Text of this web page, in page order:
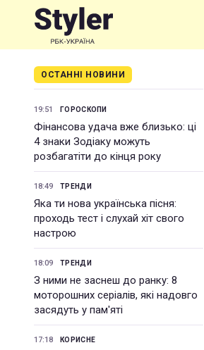
ОСТАННІ НОВИНИ
19:51 ГОРОСКОПИ
Фінансова удача вже близько: ці
4 знаки Зодіаку можуть
розбагатіти до кінця року
18:49 ТРЕНДИ
Яка ти нова українська пісня:
проходь тест і слухай хіт свого
настрою
18:09 ТРЕНДИ
З ними не заснеш до ранку: 8
моторошних серіалів, які надовго
засядуть у пам'яті
17:18 КОРИСНЕ